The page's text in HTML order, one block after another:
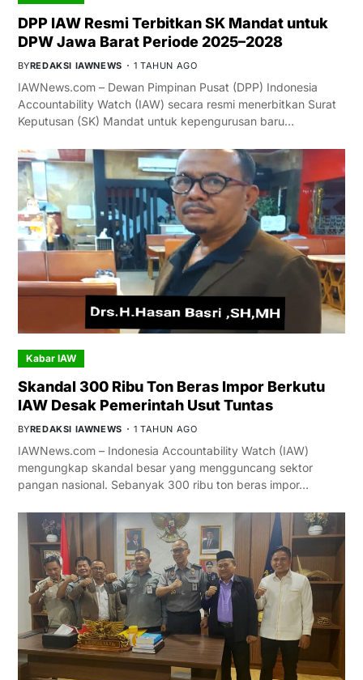
DPP IAW Resmi Terbitkan SK Mandat untuk
DPW Jawa Barat Periode 2025–2028
BYREDAKSI IAWNEWS 1 TAHUN AGO
IAWNews.com – Dewan Pimpinan Pusat (DPP) Indonesia
Accountability Watch (IAW) secara resmi menerbitkan Surat
Keputusan (SK) Mandat untuk kepengurusan baru…
Kabar IAW
Skandal 300 Ribu Ton Beras Impor Berkutu
IAW Desak Pemerintah Usut Tuntas
BYREDAKSI IAWNEWS 1 TAHUN AGO
IAWNews.com – Indonesia Accountability Watch (IAW)
mengungkap skandal besar yang mengguncang sektor
pangan nasional. Sebanyak 300 ribu ton beras impor…